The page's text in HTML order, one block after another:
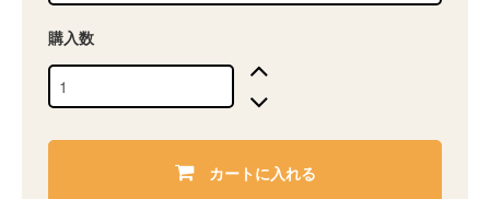
購入数
カートに入れる